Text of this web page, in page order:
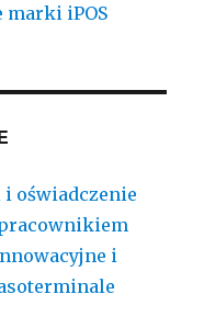
marki iPOS
i oświadczenie
i